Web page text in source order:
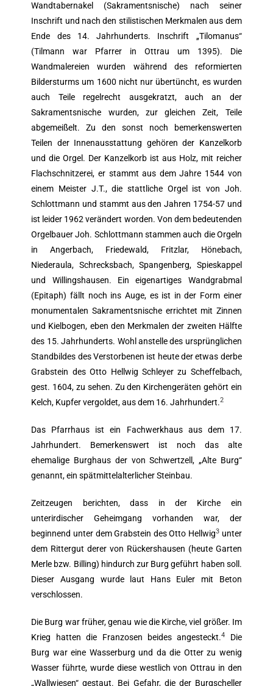
Wandtabernakel (Sakramentsnische) nach seiner
Inschrift und nach den stilistischen Merkmalen aus dem
Ende des 14. Jahrhunderts. Inschrift „Tilomanus“
(Tilmann war Pfarrer in Ottrau um 1395). Die
Wandmalereien wurden während des reformierten
Bildersturms um 1600 nicht nur übertüncht, es wurden
auch Teile regelrecht ausgekratzt, auch an der
Sakramentsnische wurden, zur gleichen Zeit, Teile
abgemeißelt. Zu den sonst noch bemerkenswerten
Teilen der Innenausstattung gehören der Kanzelkorb
und die Orgel. Der Kanzelkorb ist aus Holz, mit reicher
Flachschnitzerei, er stammt aus dem Jahre 1544 von
einem Meister J.T., die stattliche Orgel ist von Joh.
Schlottmann und stammt aus den Jahren 1754-57 und
ist leider 1962 verändert worden. Von dem bedeutenden
Orgelbauer Joh. Schlottmann stammen auch die Orgeln
in Angerbach, Friedewald, Fritzlar, Hönebach,
Niederaula, Schrecksbach, Spangenberg, Spieskappel
und Willingshausen. Ein eigenartiges Wandgrabmal
(Epitaph) fällt noch ins Auge, es ist in der Form einer
monumentalen Sakramentsnische errichtet mit Zinnen
und Kielbogen, eben den Merkmalen der zweiten Hälfte
des 15. Jahrhunderts. Wohl anstelle des ursprünglichen
Standbildes des Verstorbenen ist heute der etwas derbe
Grabstein des Otto Hellwig Schleyer zu Scheffelbach,
gest. 1604, zu sehen. Zu den Kirchengeräten gehört ein
Kelch, Kupfer vergoldet, aus dem 16. Jahrhundert.2
Das Pfarrhaus ist ein Fachwerkhaus aus dem 17.
Jahrhundert. Bemerkenswert ist noch das alte
ehemalige Burghaus der von Schwertzell, „Alte Burg“
genannt, ein spätmittelalterlicher Steinbau.
Zeitzeugen berichten, dass in der Kirche ein
unterirdischer Geheimgang vorhanden war, der
beginnend unter dem Grabstein des Otto Hellwig3 unter
dem Rittergut derer von Rückershausen (heute Garten
Merle bzw. Billing) hindurch zur Burg geführt haben soll.
Dieser Ausgang wurde laut Hans Euler mit Beton
verschlossen.
Die Burg war früher, genau wie die Kirche, viel größer. Im
Krieg hatten die Franzosen beides angesteckt.4
Die
Burg war eine Wasserburg und da die Otter zu wenig
Wasser führte, wurde diese westlich von Ottrau in den
„Wallwiesen“ gestaut. Bei Gefahr, die der Burgscheller